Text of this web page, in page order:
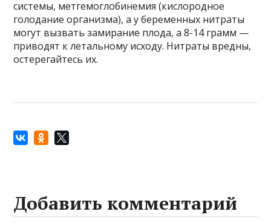
системы, метгемоглобинемия (кислородное
голодание организма), а у беременных нитраты
могут вызвать замирание плода, а 8-14 грамм —
приводят к летальному исходу. Нитраты вредны,
остерегайтесь их.
Добавить комментарий